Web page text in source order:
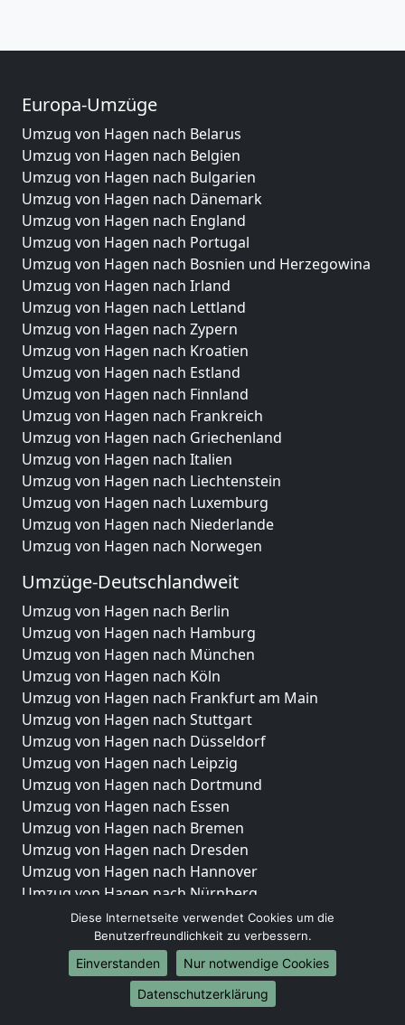
Europa-Umzüge
Umzug von Hagen nach Belarus
Umzug von Hagen nach Belgien
Umzug von Hagen nach Bulgarien
Umzug von Hagen nach Dänemark
Umzug von Hagen nach England
Umzug von Hagen nach Portugal
Umzug von Hagen nach Bosnien und Herzegowina
Umzug von Hagen nach Irland
Umzug von Hagen nach Lettland
Umzug von Hagen nach Zypern
Umzug von Hagen nach Kroatien
Umzug von Hagen nach Estland
Umzug von Hagen nach Finnland
Umzug von Hagen nach Frankreich
Umzug von Hagen nach Griechenland
Umzug von Hagen nach Italien
Umzug von Hagen nach Liechtenstein
Umzug von Hagen nach Luxemburg
Umzug von Hagen nach Niederlande
Umzug von Hagen nach Norwegen
Umzüge-Deutschlandweit
Umzug von Hagen nach Berlin
Umzug von Hagen nach Hamburg
Umzug von Hagen nach München
Umzug von Hagen nach Köln
Umzug von Hagen nach Frankfurt am Main
Umzug von Hagen nach Stuttgart
Umzug von Hagen nach Düsseldorf
Umzug von Hagen nach Leipzig
Umzug von Hagen nach Dortmund
Umzug von Hagen nach Essen
Umzug von Hagen nach Bremen
Umzug von Hagen nach Dresden
Umzug von Hagen nach Hannover
Umzug von Hagen nach Nürnberg
Umzug von Hagen nach Duisburg
Umzug von Hagen nach Bochum
Umzug von Hagen nach Wuppertal
Umzug von Hagen nach Bielefeld
Umzug von Hagen nach Bonn
Diese Internetseite verwendet Cookies um die
Benutzerfreundlichkeit zu verbessern.
Einverstanden
Nur notwendige Cookies
Datenschutzerklärung